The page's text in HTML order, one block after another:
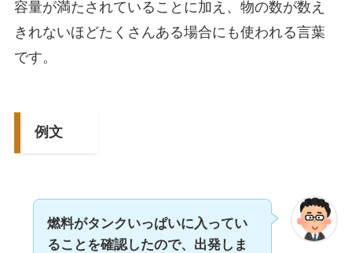
容量が満たされていることに加え、物の数が数え
きれないほどたくさんある場合にも使われる言葉
です。
例文
燃料がタンクいっぱいに入ってい
ることを確認したので、出発しま